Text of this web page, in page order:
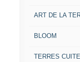
ART DE LA
BLOOM
TERRES